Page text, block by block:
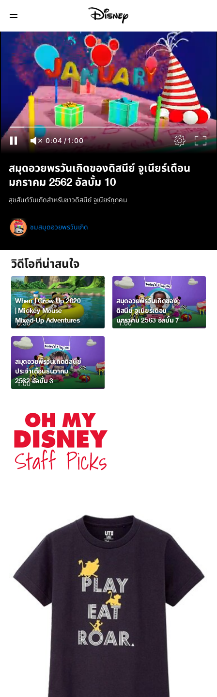
0:05/1:00
สมุดอวยพรวันเกิดของดิสนีย์ จูเนียร์เดือน
มกราคม 2562 อัลบั้ม 10
สุขสันต์วันเกิดสำหรับชาวดิสนีย์ จูเนียร์ทุกคน
ชมสมุดอวยพรวันเกิด
วิดีโอที่น่าสนใจ
0:30
When I Grow Up 2020
| Mickey Mouse
Mixed-Up Adventures
1:00
สมุดอวยพรวันเกิดของ
ดิสนีย์ จูเนียร์เดือน
มกราคม 2563 อัลบั้ม 7
1:00
สมุดอวยพรวันเกิดดิสนีย์
ประจำเดือนธันวาคม
2562 อัลบั้ม 3